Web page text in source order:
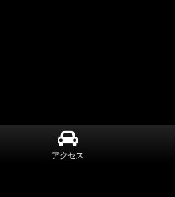
アクセス